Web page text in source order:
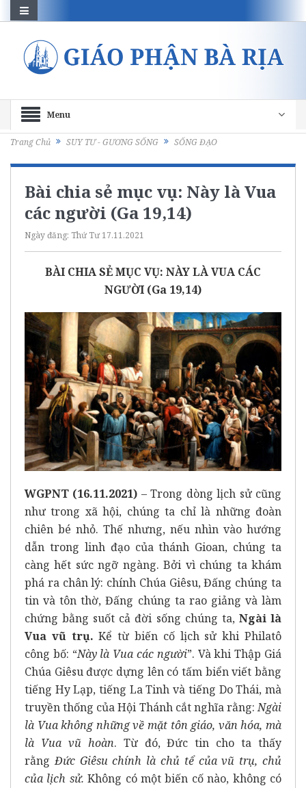
Menu
Trang Chủ SUY TƯ - GƯƠNG SỐNG SỐNG ĐẠO
Bài chia sẻ mục vụ: Này là Vua
các người (Ga 19,14)
Ngày đăng: Thứ Tư 17.11.2021
BÀI CHIA SẺ MỤC VỤ: NÀY LÀ VUA CÁC
NGƯỜI (Ga 19,14)
WGPNT (16.11.2021) – Trong dòng lịch sử cũng
như trong xã hội, chúng ta chỉ là những đoàn
chiên bé nhỏ. Thế nhưng, nếu nhìn vào hướng
dẫn trong linh đạo của thánh Gioan, chúng ta
càng hết sức ngỡ ngàng. Bởi vì chúng ta khám
phá ra chân lý: chính Chúa Giêsu, Đấng chúng ta
tin và tôn thờ, Đấng chúng ta rao giảng và làm
chứng bằng suốt cả đời sống chúng ta, Ngài là
Vua vũ trụ. Kể từ biến cố lịch sử khi Philatô
công bố: “Này là Vua các người”. Và khi Thập Giá
Chúa Giêsu được dựng lên có tấm biển viết bằng
tiếng Hy Lạp, tiếng La Tinh và tiếng Do Thái, mà
truyền thống của Hội Thánh cắt nghĩa rằng:Ngài
là Vua không những về mặt tôn giáo, văn hóa, mà
là Vua vũ hoàn. Từ đó, Đức tin cho ta thấy
rằngĐức Giêsu chính là chủ tể của vũ trụ, chủ
của lịch sử. Không có một biến cố nào, không có